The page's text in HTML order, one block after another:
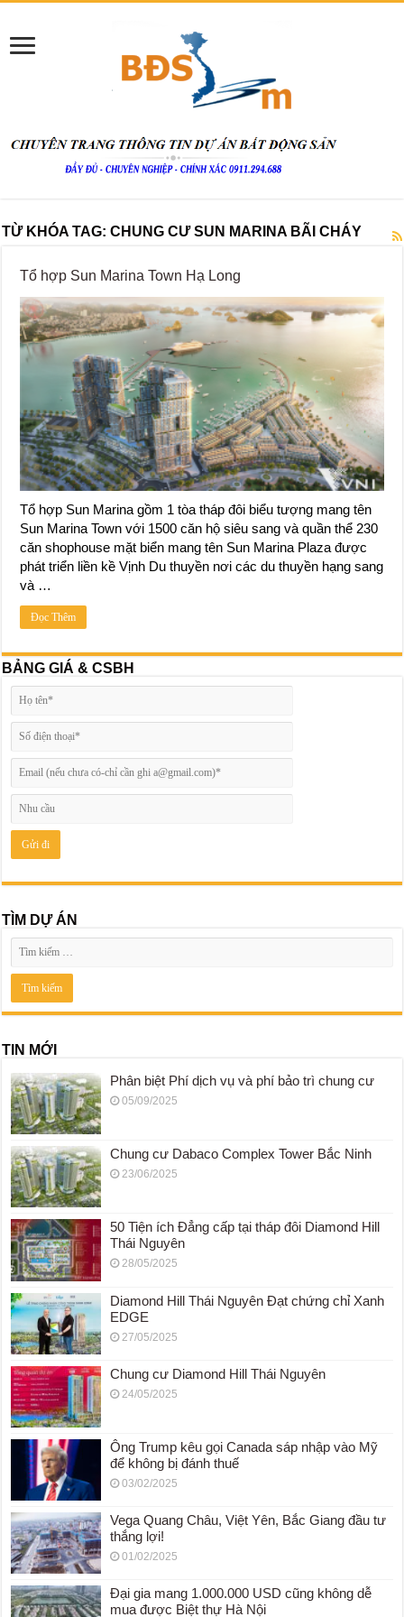
TỪ KHÓA TAG:CHUNG CƯ SUN MARINA BÃI CHÁY
Tổ hợp Sun Marina Town Hạ Long
Tổ hợp Sun Marina gồm 1 tòa tháp đôi biểu tượng mang tên
Sun Marina Town với 1500 căn hộ siêu sang và quần thể 230
căn shophouse mặt biển mang tên Sun Marina Plaza được
phát triển liền kề Vịnh Du thuyền nơi các du thuyền hạng sang
và …
Đọc Thêm
BẢNG GIÁ & CSBH
TÌM DỰ ÁN
TIN MỚI
Phân biệt Phí dịch vụ và phí bảo trì chung cư
05/09/2025
Chung cư Dabaco Complex Tower Bắc Ninh
23/06/2025
50 Tiện ích Đẳng cấp tại tháp đôi Diamond Hill
Thái Nguyên
28/05/2025
Diamond Hill Thái Nguyên Đạt chứng chỉ Xanh
EDGE
27/05/2025
Chung cư Diamond Hill Thái Nguyên
24/05/2025
Ông Trump kêu gọi Canada sáp nhập vào Mỹ
để không bị đánh thuế
03/02/2025
Vega Quang Châu, Việt Yên, Bắc Giang đầu tư
thắng lợi!
01/02/2025
Đại gia mang 1.000.000 USD cũng không dễ
mua được Biệt thự Hà Nội